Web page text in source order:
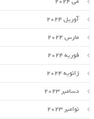
آوریل 2024
مارس 2024
فوریه 2024
ژانویه 2024
دسامبر 2023
نوامبر 2023